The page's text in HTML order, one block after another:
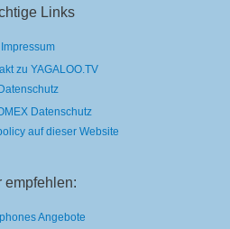
Links
Impressum
zu YAGALOO.TV
Datenschutz
auf dieser Website
empfehlen:
Angebote